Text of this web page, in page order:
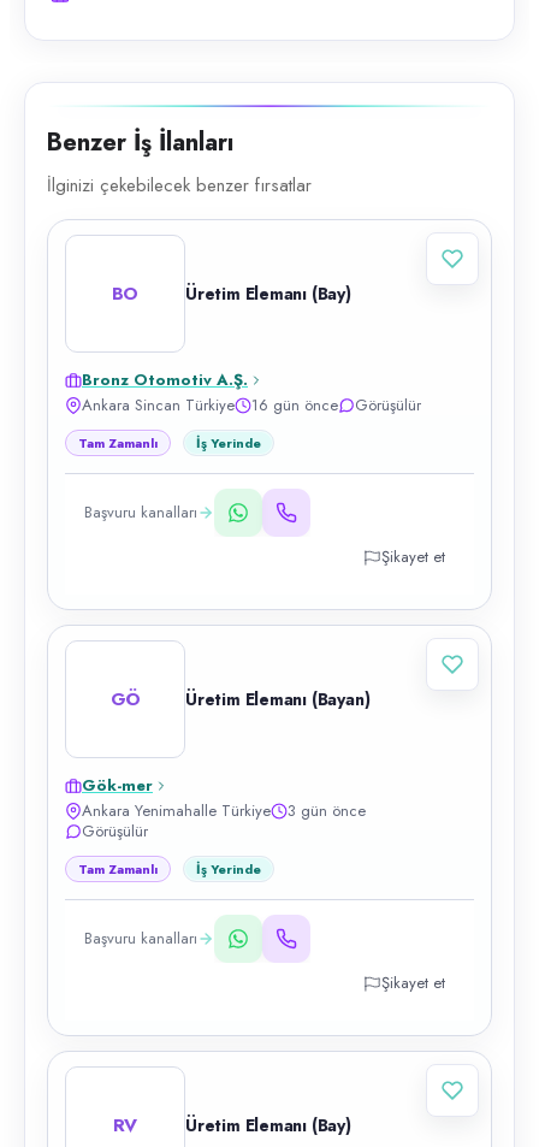
Benzer İş İlanları
İlginizi çekebilecek benzer fırsatlar
BO Üretim Elemanı (Bay)
Bronz Otomotiv A.Ş.
Ankara Sincan Türkiye
16 gün önce Görüşülür
Tam Zamanlı İş Yerinde
Başvuru kanalları
Şikayet et
GÖ Üretim Elemanı (Bayan)
Gök-mer
Ankara Yenimahalle Türkiye
3 gün önce
Görüşülür
Tam Zamanlı İş Yerinde
Başvuru kanalları
Şikayet et
RV Üretim Elemanı (Bay)